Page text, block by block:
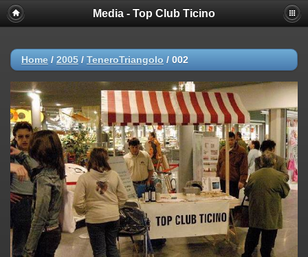
Media - Top Club Ticino
Home / 2005 / TeneroTriangolo / 002